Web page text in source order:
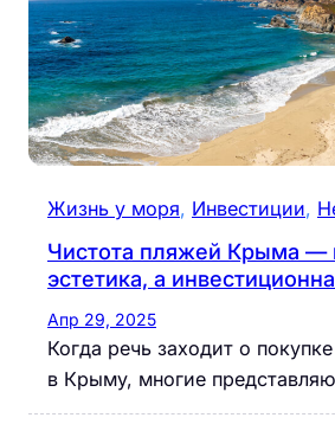
Жизнь у моря, Инвестиции,
Чистота пляжей Крыма —
эстетика, а
Апр 29, 2025
Когда речь заходит о
в Крыму, многие